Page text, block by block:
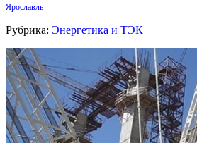
Ярославль
Рубрика: Энергетика и ТЭК